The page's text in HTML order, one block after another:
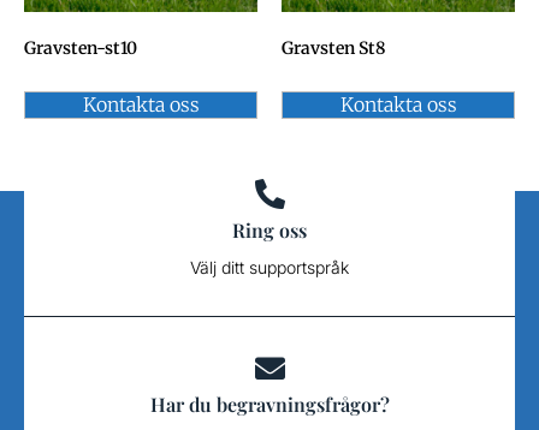
Gravsten-st10
Kontakta oss
Gravsten St8
Kontakta oss
Ring oss
Välj ditt supportspråk
Har du begravningsfrågor?